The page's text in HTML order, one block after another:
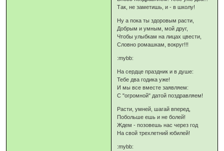
Так, не заметишь, и - в школу!
Ну а пока ты здоровым расти,
Добрым и умным, мой друг,
Чтобы улыбкам на лицах цвести,
Словно ромашкам, вокруг!!!
:mybb:
На сердце праздник и в душе:
Тебе два годика уже!
И мы все вместе заявляем:
С "огромной" датой поздравляем!
Расти, умней, шагай вперед,
Побольше ешь и не болей!
Ждем - позовешь нас через год
На свой трехлетний юбилей!
:mybb: